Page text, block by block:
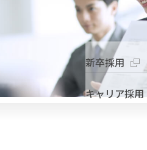
新卒採用
キャリア採用